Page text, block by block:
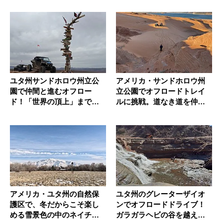
ユタ州サンドホロウ州立公
園で仲間と進むオフロー
ド！「世界の頂上」までの
アメリカ・サンドホロウ州
立公園でオフロードトレイ
ルに挑戦。道なき道を仲間
アメリカ・ユタ州の自然保
護区で、冬だからこそ楽し
める雪景色の中のネイチャ
ユタ州のグレーターザイオ
ンでオフロードドライブ！
ガラガラヘビの谷を越え